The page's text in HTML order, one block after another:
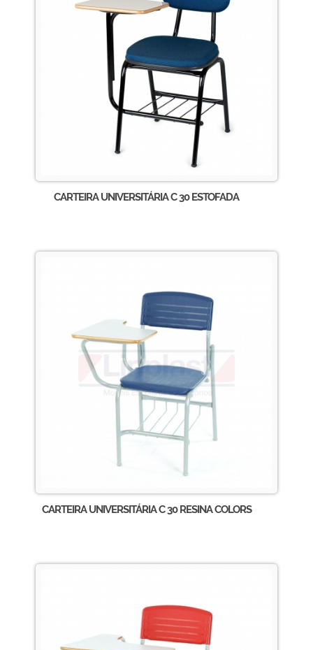
CARTEIRA UNIVERSITÁRIA C 30 ESTOFADA
CARTEIRA UNIVERSITÁRIA C 30 RESINA COLORS